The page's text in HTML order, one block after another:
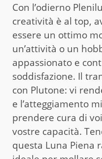
Con l’odierno
creatività è al top,
essere un ottimo
un’attività o un
appassionato e
soddisfazione. Il
con Plutone: vi
e l’atteggiamento
prendere cura di
vostre capacità.
questa Luna Piena